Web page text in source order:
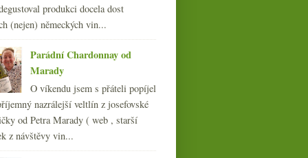
(254)
(252)
(249)
(249)
(270)
(108)
produkci docela dost
(nejen) německých vin...
Parádní Chardonnay od
Marady
O víkendu jsem s přáteli popíjel
nazrálejší veltlín z josefovské
od Petra Marady ( web , starší
z návštěvy vin...